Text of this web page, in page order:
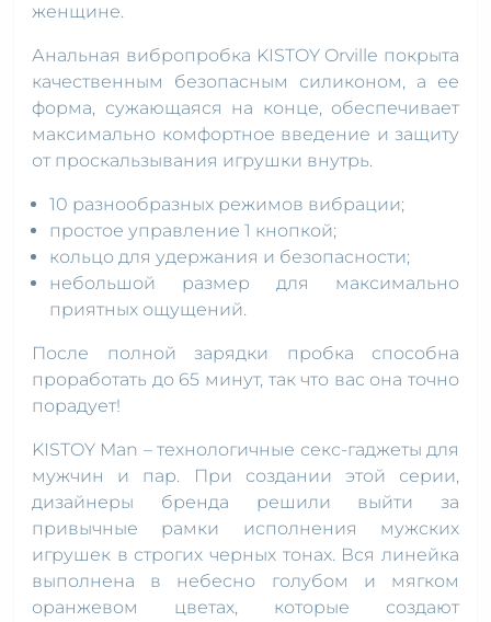
женщине.
Анальная вибропробка KISTOY Orville покрыта
качественным безопасным силиконом, а ее
форма, сужающаяся на конце, обеспечивает
максимально комфортное введение и защиту
от проскальзывания игрушки внутрь.
10 разнообразных режимов вибрации;
простое управление 1 кнопкой;
кольцо для удержания и безопасности;
небольшой размер для максимально
приятных ощущений.
После полной зарядки пробка способна
проработать до 65 минут, так что вас она точно
порадует!
KISTOY Man – технологичные секс-гаджеты для
мужчин и пар. При создании этой серии,
дизайнеры бренда решили выйти за
привычные рамки исполнения мужских
игрушек в строгих черных тонах. Вся линейка
выполнена в небесно голубом и мягком
оранжевом цветах, которые создают